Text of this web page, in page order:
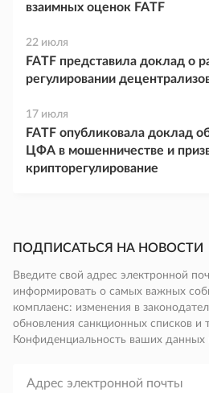
взаимных оценок FATF
22 июля
FATF представила доклад о
регулировании
17 июля
FATF опубликовала доклад
ЦФА в мошенничестве и
крипторегулирование
ПОДПИСАТЬСЯ НА НОВОСТИ
Введите свой адрес электронной
информировать о самых важных
комплаенс: изменения в
обновления санкционных списков и
Конфиденциальность ваших данных